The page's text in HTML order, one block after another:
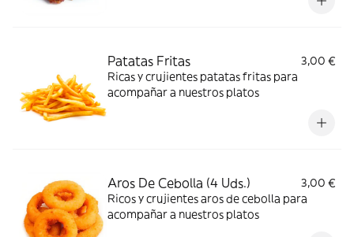
Patatas Fritas
3,00 €
Ricas y crujientes patatas fritas para
acompañar a nuestros platos
Aros De Cebolla (4 Uds.)
3,00 €
Ricos y crujientes aros de cebolla para
acompañar a nuestros platos